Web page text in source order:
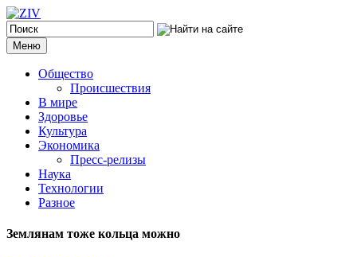
Меню
Общество
Происшествия
В мире
Здоровье
Культура
Экономика
Пресс-релизы
Наука
Технологии
Разное
Землянам тоже кольца можно